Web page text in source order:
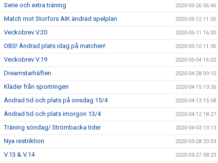
Serie och extra träning 2020-05-26 06:46
Match mot Storfors AIK ändrad spelplan 2020-05-12 11:00
Veckobrev V.20 2020-05-11 16:00
OBS! Ändrad plats idag på matchen! 2020-05-10 11:36
Veckobrev V.19 2020-05-04 16:02
Dreamstarhäften 2020-04-28 09:10
Kläder från sportringen 2020-04-15 13:26
Ändrad tid och plats på onsdag 15/4 2020-04-13 15:58
Ändrad tid och plats imorgon 13/4 2020-04-12 18:27
Träning söndag/ Strömbacka tider 2020-04-03 13:13
Nya restriktion 2020-03-28 20:03
V.13 & V.14 2020-03-27 08:23